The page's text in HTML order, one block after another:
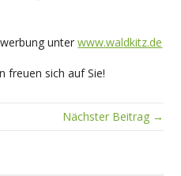
unterwww.waldkitz.de
freuen sich auf Sie!
Nächster Beitrag →